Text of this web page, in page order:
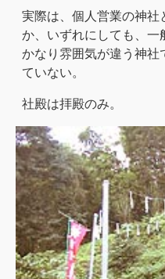
実際は、個人営業の神社
か、いずれにしても、一
かなり雰囲気が違う神社
ていない。
社殿は拝殿のみ。